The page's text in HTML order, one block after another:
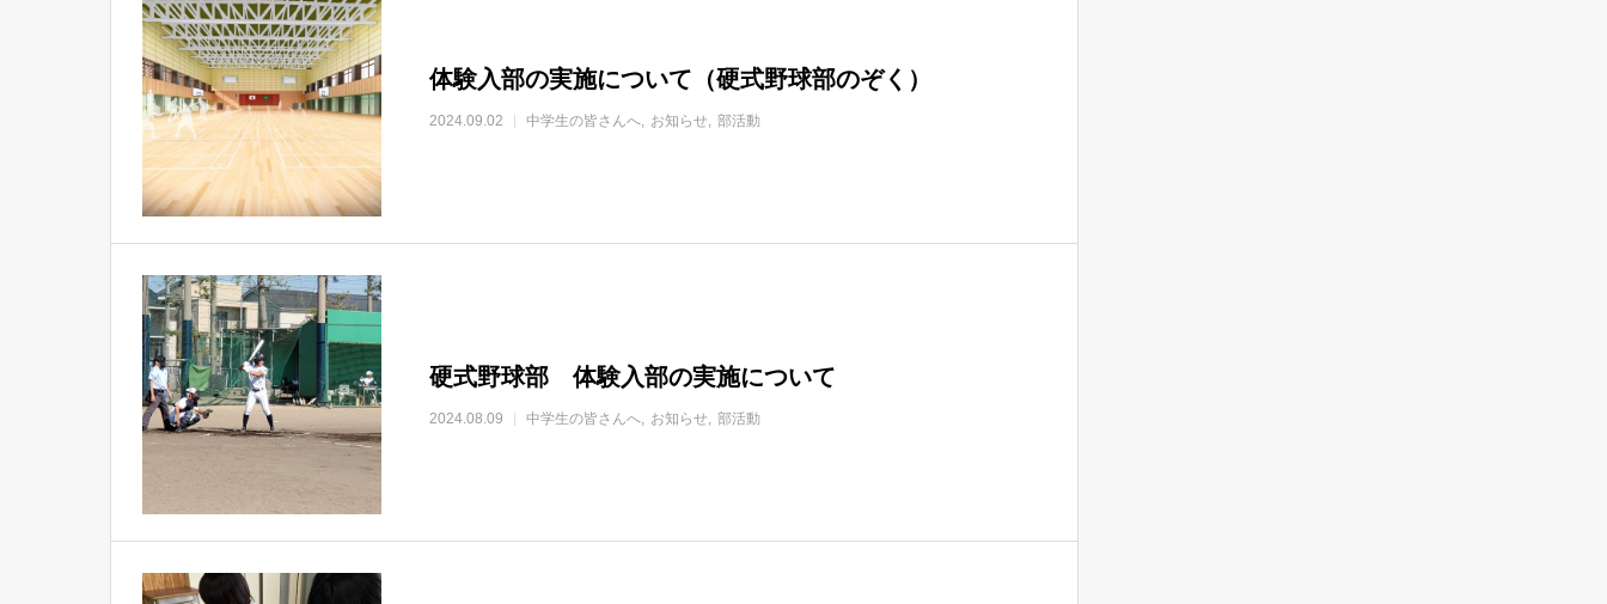
体験入部の実施について（硬式野球部のぞく）
2024.09.02 中学生の皆さんへ お知らせ 部活動
硬式野球部 体験入部の実施について
2024.08.09 中学生の皆さんへ お知らせ 部活動